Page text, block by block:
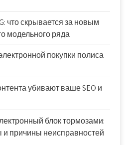
что скрывается за новым
модельного ряда
покупки полиса
убивают ваше SEO и
блок тормозами:
причины неисправностей